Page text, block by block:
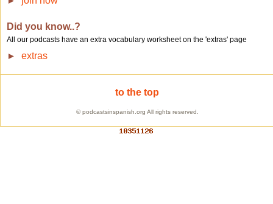
Did you know..?
All our podcasts have an extra vocabulary worksheet on the 'extras' page
► extras
to the top
© podcastsinspanish.org All rights reserved.